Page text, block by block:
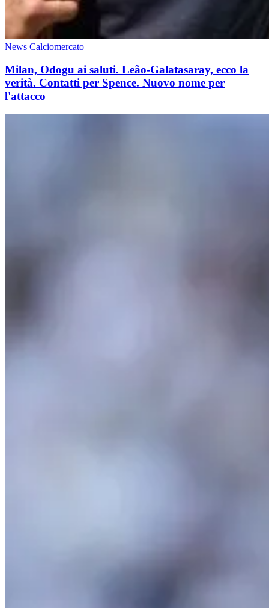
News Calciomercato
Milan, Odogu ai saluti. Leão-Galatasaray, ecco la
verità. Contatti per Spence. Nuovo nome per
l'attacco